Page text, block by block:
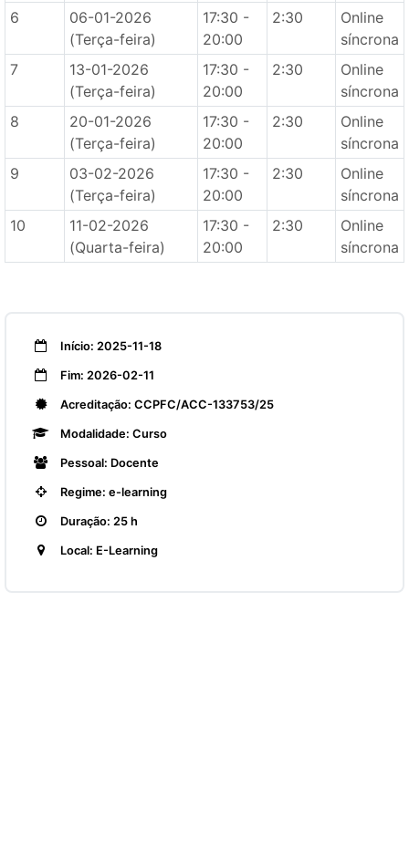
6
06-01-2026
(Terça-feira)
17:30 -
20:00
2:30
Online
síncrona
7
13-01-2026
(Terça-feira)
17:30 -
20:00
2:30
Online
síncrona
8
20-01-2026
(Terça-feira)
17:30 -
20:00
2:30
Online
síncrona
9
03-02-2026
(Terça-feira)
17:30 -
20:00
2:30
Online
síncrona
10
11-02-2026
(Quarta-feira)
17:30 -
20:00
2:30
Online
síncrona
Início: 2025-11-18
Fim: 2026-02-11
Acreditação: CCPFC/ACC-133753/25
Modalidade: Curso
Pessoal: Docente
Regime: e-learning
Duração: 25 h
Local: E-Learning